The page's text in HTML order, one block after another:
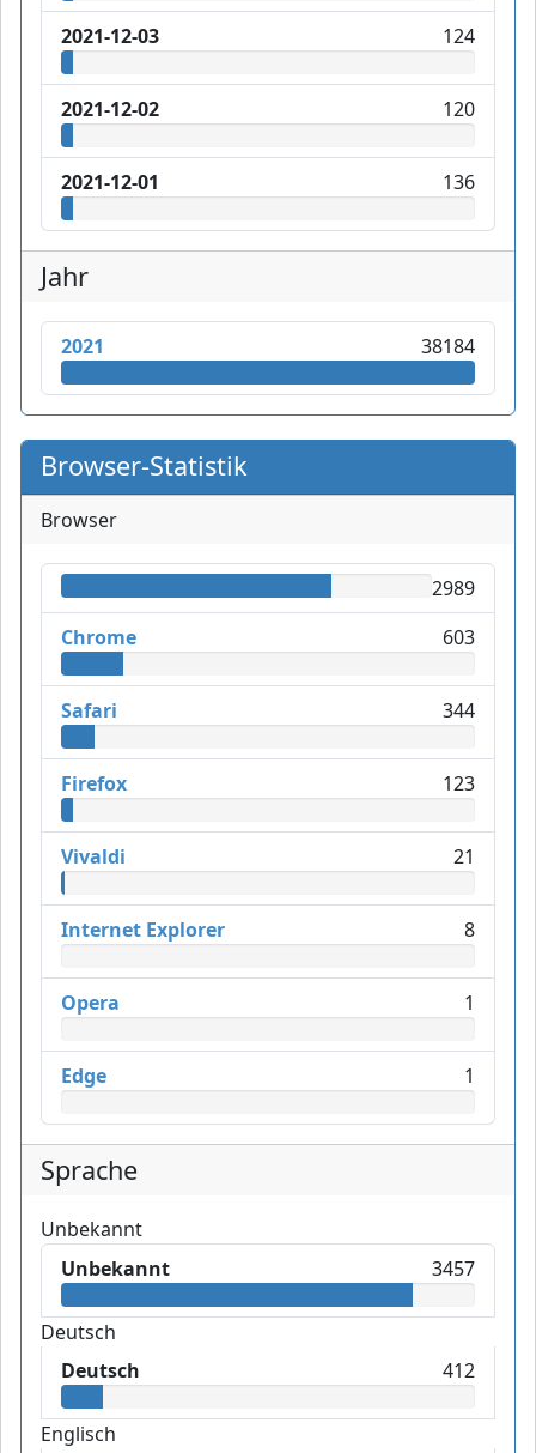
2021-12-03 124
2021-12-02 120
2021-12-01 136
Jahr
2021 38184
Browser-Statistik
Browser
2989
Chrome
603
Safari 344
Firefox 123
Vivaldi 21
Internet Explorer 8
Opera 1
Edge 1
Sprache
Unbekannt
Unbekannt
3457
Deutsch
Deutsch
412
Englisch